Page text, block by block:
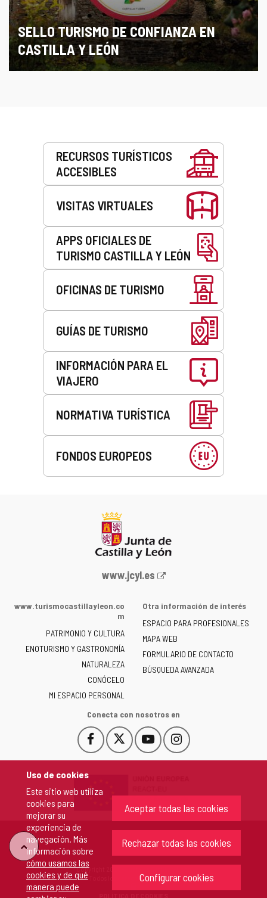
Uso de cookies
Este sitio web utiliza
cookies para
mejorar su
experiencia de
navegación. Más
información sobre
cómo usamos las
cookies y de qué
manera puede
Aceptar todas las cookies
Rechazar todas las cookies
Configurar cookies
SELLO TURISMO DE CONFIANZA EN
CASTILLA Y LEÓN
RECURSOS TURÍSTICOS
ACCESIBLES
VISITAS VIRTUALES
APPS OFICIALES DE
TURISMO CASTILLA Y LEÓN
OFICINAS DE TURISMO
GUÍAS DE TURISMO
INFORMACIÓN PARA EL
VIAJERO
NORMATIVA TURÍSTICA
FONDOS EUROPEOS
Portal
la
de
Castilla
y
León
-
www.jcyl.es
www.turismocastillayleon.co
m
PATRIMONIO Y CULTURA
ENOTURISMO Y GASTRONOMÍA
NATURALEZA
CONÓCELO
MI ESPACIO PERSONAL
Otra información de interés
ESPACIO PARA PROFESIONALES
MAPA WEB
FORMULARIO DE CONTACTO
BÚSQUEDA AVANZADA
Conecta con nosotros en
Facebook
Este
enlace
en
nueva.
Este
enlace
una
ventana
nueva.
YouTube
Este
enlace
una
ventana
nueva.
Instagram
Este
enlace
una
ventana
nueva.
"Volver
arriba"
Copyright 2026 - Junta de Castilla y León
Todos los derechos reservados.